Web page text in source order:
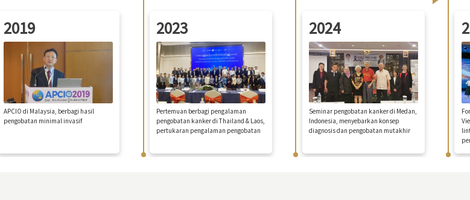
2019
APCIO di Malaysia, berbagi hasil
pengobatan minimal invasif
2023
Pertemuan berbagi pengalaman
pengobatan kanker di Thailand & Laos,
pertukaran pengalaman pengobatan
2024
Seminar pengobatan kanker di Medan,
Indonesia, menyebarkan konsep
diagnosis dan pengobatan mutakhir